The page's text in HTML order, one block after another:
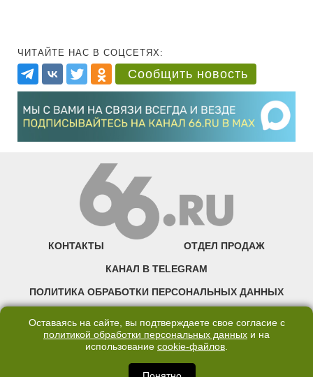
ЧИТАЙТЕ НАС В СОЦСЕТЯХ:
Сообщить новость
КОНТАКТЫ ОТДЕЛ ПРОДАЖ
КАНАЛ В TELEGRAM
ПОЛИТИКА ОБРАБОТКИ ПЕРСОНАЛЬНЫХ ДАННЫХ
©2007—2025 66.RU. Воспроизведение, сообщение, доведение до всеобщего
правообладателя запрещено. Сетевое издание «Современный портал
Оставаясь на сайте, вы подтверждаете свое согласие с
политикой обработки персональных данных и на
использование cookie-файлов.